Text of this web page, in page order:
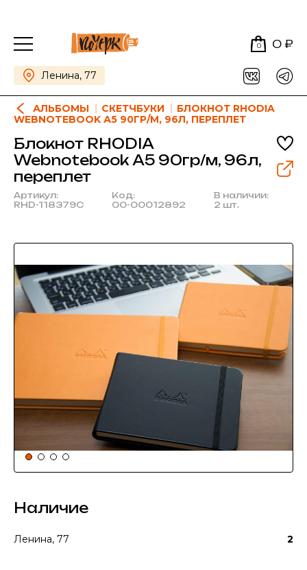
0 0 ₽
Ленина, 77
АЛЬБОМЫ СКЕТЧБУКИ
БЛОКНОТ RHODIA
WEBNOTEBOOK А5 90ГР/М, 96Л, ПЕРЕПЛЕТ
Блокнот RHODIA
Webnotebook А5 90гр/м, 96л,
переплет
Артикул:
RHD-118379C
Код:
00-00012892
В наличии:
2 шт.
Наличие
Ленина, 77 2